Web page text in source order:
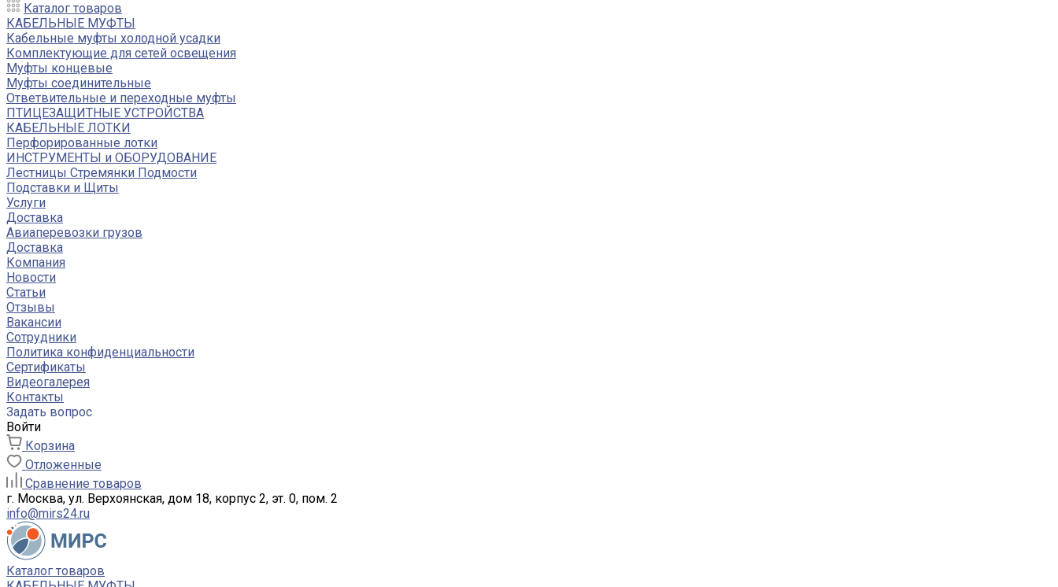
Каталог товаров
КАБЕЛЬНЫЕ МУФТЫ
Кабельные муфты холодной усадки
Комплектующие для сетей освещения
Муфты концевые
Муфты соединительные
Ответвительные и переходные муфты
ПТИЦЕЗАЩИТНЫЕ УСТРОЙСТВА
КАБЕЛЬНЫЕ ЛОТКИ
Перфорированные лотки
ИНСТРУМЕНТЫ и ОБОРУДОВАНИЕ
Лестницы Стремянки Подмости
Подставки и Щиты
Услуги
Доставка
Авиаперевозки грузов
Доставка
Компания
Новости
Статьи
Отзывы
Вакансии
Сотрудники
Политика конфиденциальности
Сертификаты
Видеогалерея
Контакты
Задать вопрос
Войти
Корзина
Отложенные
Сравнение товаров
г. Москва, ул. Верхоянская, дом 18, корпус 2, эт. 0, пом. 2
info@mirs24.ru
Каталог товаров